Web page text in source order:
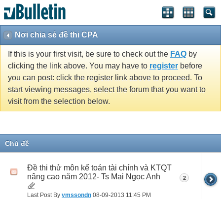
Nơi chia sẻ đề thi CPA
If this is your first visit, be sure to check out the FAQ by
clicking the link above. You may have to register before
you can post: click the register link above to proceed. To
start viewing messages, select the forum that you want to
visit from the selection below.
Chủ đề
Đề thi thử môn kế toán tài chính và KTQT
nâng cao năm 2012- Ts Mai Ngọc Anh
Last Post By vmssondn 08-09-2013 11:45 PM
2